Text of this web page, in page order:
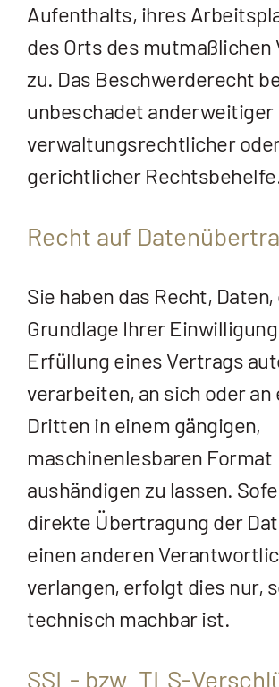
Aufenthalts, ihres
des Orts des mutmaßlichen
zu. Das Beschwerderecht
unbeschadet anderweitiger
verwaltungsrechtlicher
gerichtlicher
Recht auf
Sie haben das Recht,
Grundlage Ihrer
Erfüllung eines Vertrags
verarbeiten, an sich oder an
Dritten in einem gängigen,
maschinenlesbaren Format
aushändigen zu lassen.
direkte Übertragung der
einen anderen
verlangen, erfolgt dies nur,
technisch machbar ist.
SSL- bzw. TLS-